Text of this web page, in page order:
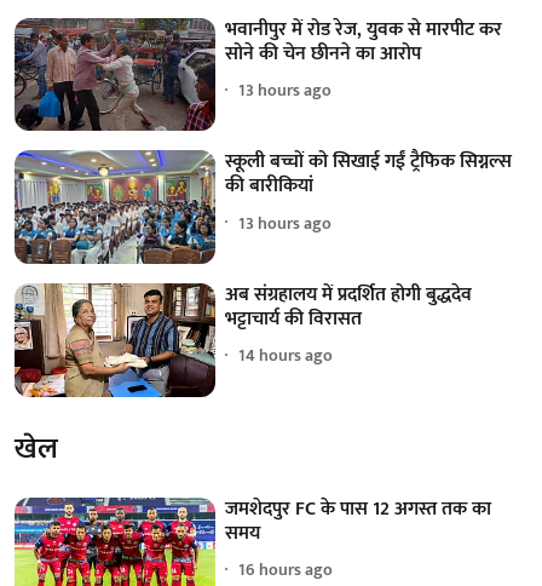
भवानीपुर में रोड रेज, युवक से मारपीट कर
सोने की चेन छीनने का आरोप
13 hours ago
स्कूली बच्चों को सिखाई गईं ट्रैफिक सिग्नल्स
की बारीकियां
13 hours ago
अब संग्रहालय में प्रदर्शित होगी बुद्धदेव
भट्टाचार्य की विरासत
14 hours ago
खेल
जमशेदपुर FC के पास 12 अगस्त तक का
समय
16 hours ago